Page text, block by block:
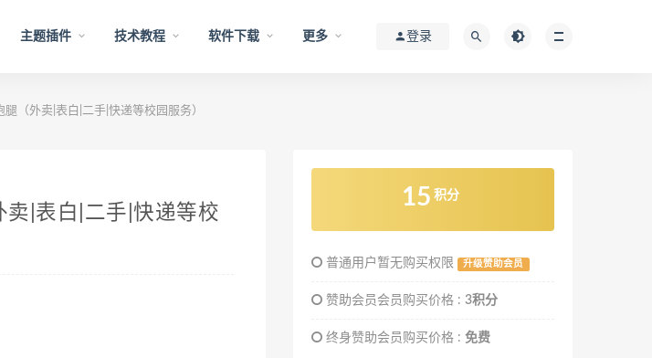
主题插件 技术教程 软件下载 更多 登录
（外卖|表白|二手|快递等校园服务）
卖|表白|二手|快递等校
15 积分
普通用户暂无购买权限 升级赞助会员
赞助会员会员购买价格 : 3积分
终身赞助会员购买价格 : 免费